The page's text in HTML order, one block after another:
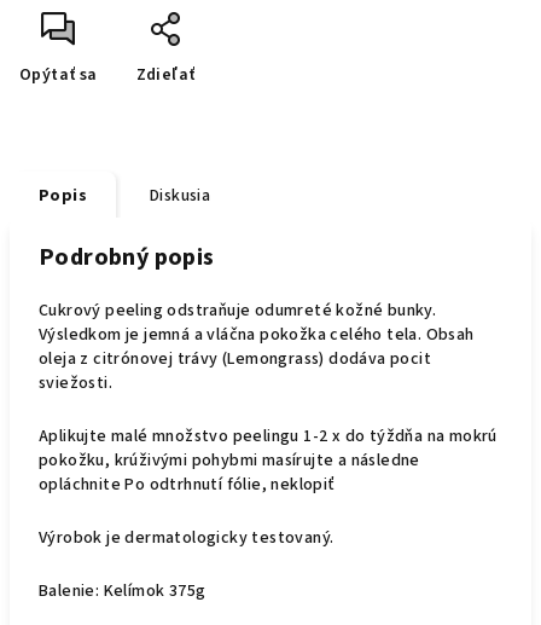
Opýtať sa Zdieľať
Popis Diskusia
Podrobný popis
Cukrový peeling odstraňuje odumreté kožné bunky.
Výsledkom je jemná a vláčna pokožka celého tela. Obsah
oleja z citrónovej trávy (Lemongrass) dodáva pocit
sviežosti.
Aplikujte malé množstvo peelingu 1-2 x do týždňa na mokrú
pokožku, krúživými pohybmi masírujte a následne
opláchnite Po odtrhnutí fólie, neklopiť
Výrobok je dermatologicky testovaný.
Balenie: Kelímok 375g